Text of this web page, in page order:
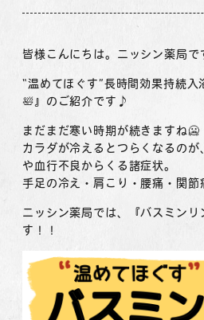
皆様こんにちは。ニッシン薬局で
“温めてほぐす”長時間効果持続入
🛀』のご紹介です♪
まだまだ寒い時期が続きますね🥶
カラダが冷えるとつらくなるの
や血行不良からくる諸症状。
手足の冷え・肩こり・腰痛・関
ニッシン薬局では、『バスミンリ
す！！